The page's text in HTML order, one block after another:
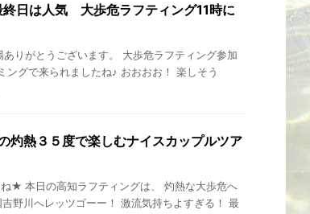
日は人気 大歩危ラフティング11時に
りがとうございます。 大歩危ラフティング参加
グで来られましたね♪ おおおお！ 楽しそう
灼熱３５度で楽しむナイスカップルツア
★ 本日の高知ラフティングは、 灼熱な大歩危へ
野川へレッツゴーー！ 激流気持ちよすぎる！ 最